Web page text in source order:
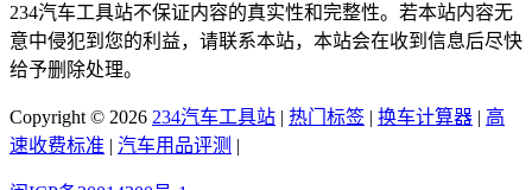
234汽车工具站不保证内容的真实性和完整性。若本站内容无
意中侵犯到您的利益，请联系本站，本站会在收到信息后尽快
给予删除处理。
Copyright © 2026 234汽车工具站 | 热门标签 | 换车计算器 | 高
速收费标准 | 汽车用品评测 |